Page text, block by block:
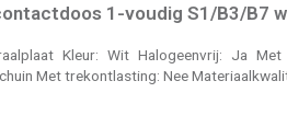
1-voudig S1/B3/B7
Kleur: Wit Halogeenvrij: Ja
Met trekontlasting: Nee